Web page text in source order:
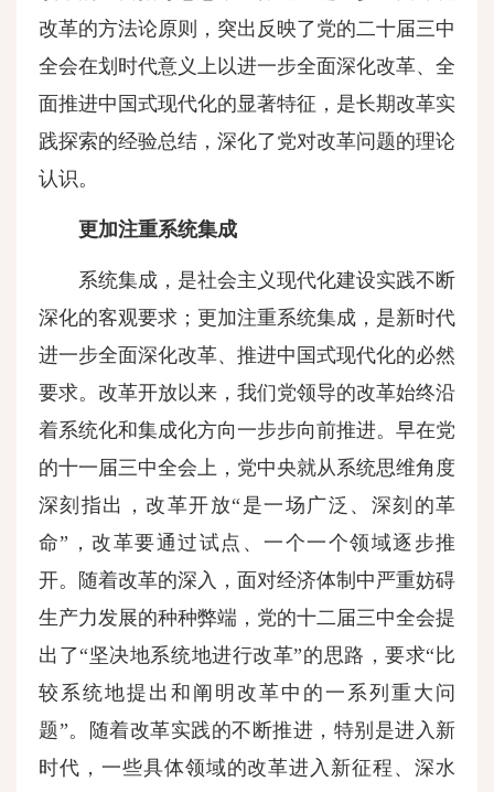
改革的方法论原则，突出反映了党的二十届三中
全会在划时代意义上以进一步全面深化改革、全
面推进中国式现代化的显著特征，是长期改革实
践探索的经验总结，深化了党对改革问题的理论
认识。
更加注重系统集成
系统集成，是社会主义现代化建设实践不断
深化的客观要求；更加注重系统集成，是新时代
进一步全面深化改革、推进中国式现代化的必然
要求。改革开放以来，我们党领导的改革始终沿
着系统化和集成化方向一步步向前推进。早在党
的十一届三中全会上，党中央就从系统思维角度
深刻指出，改革开放“是一场广泛、深刻的革
命”，改革要通过试点、一个一个领域逐步推
开。随着改革的深入，面对经济体制中严重妨碍
生产力发展的种种弊端，党的十二届三中全会提
出了“坚决地系统地进行改革”的思路，要求“比
较系统地提出和阐明改革中的一系列重大问
题”。随着改革实践的不断推进，特别是进入新
时代，一些具体领域的改革进入新征程、深水